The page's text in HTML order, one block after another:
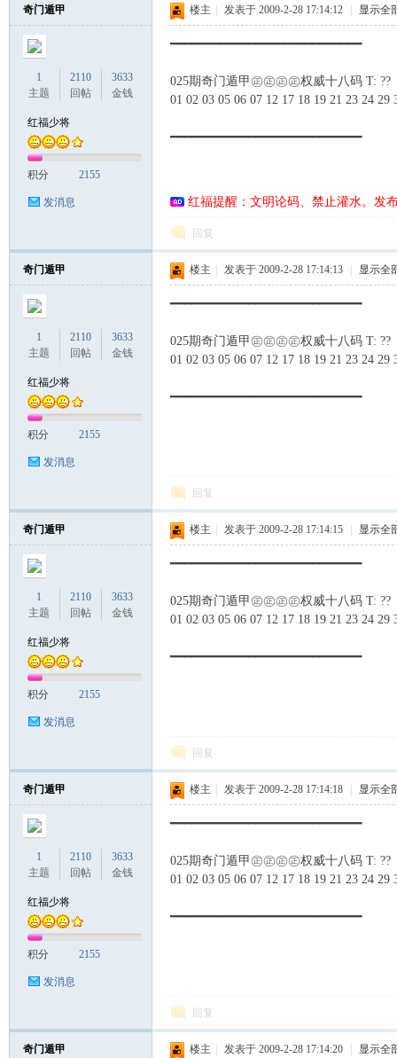
盟
奇门遁甲
1
主题
2110
回帖
3633
金钱
红福少将
积分 2155
发消息
楼主 发表于 2009-2-28 17:14:12 显示全
━━━━━━━━━━━━━━━━━━━━━━━━━━━
025期奇门遁甲㊣㊣㊣㊣权威十八码 T: ??
01 02 03 05 06 07 12 17 18 19 21 23 24 29
━━━━━━━━━━━━━━━━━━━━━━━━━━━
红福提醒：文明论码、禁止灌水。发
回复
奇门遁甲
1
主题
2110
回帖
3633
金钱
红福少将
积分 2155
发消息
楼主 发表于 2009-2-28 17:14:13 显示全
━━━━━━━━━━━━━━━━━━━━━━━━━━━
025期奇门遁甲㊣㊣㊣㊣权威十八码 T: ??
01 02 03 05 06 07 12 17 18 19 21 23 24 29
━━━━━━━━━━━━━━━━━━━━━━━━━━━
回复
奇门遁甲
1
主题
2110
回帖
3633
金钱
红福少将
积分 2155
发消息
楼主 发表于 2009-2-28 17:14:15 显示全
━━━━━━━━━━━━━━━━━━━━━━━━━━━
025期奇门遁甲㊣㊣㊣㊣权威十八码 T: ??
01 02 03 05 06 07 12 17 18 19 21 23 24 29
━━━━━━━━━━━━━━━━━━━━━━━━━━━
回复
奇门遁甲
1
主题
2110
回帖
3633
金钱
红福少将
积分 2155
发消息
楼主 发表于 2009-2-28 17:14:18 显示全
━━━━━━━━━━━━━━━━━━━━━━━━━━━
025期奇门遁甲㊣㊣㊣㊣权威十八码 T: ??
01 02 03 05 06 07 12 17 18 19 21 23 24 29
━━━━━━━━━━━━━━━━━━━━━━━━━━━
回复
奇门遁甲 楼主 发表于 2009-2-28 17:14:20 显示全